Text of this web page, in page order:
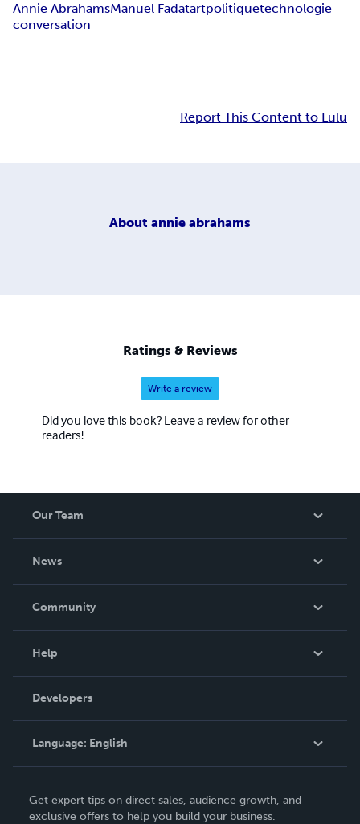
Annie AbrahamsManuel Fadatartpolitiquetechnologie
conversation
Report This Content to Lulu
About annie abrahams
Ratings & Reviews
Write a review
Did you love this book? Leave a review for other
readers!
Our Team
News
In The News
Community
Podcast
Help
Order Lookup
Knowledge Base
Contact Support
Developers
Language: English
Deutsch
Get expert tips on direct sales, audience growth, and
exclusive offers to help you build your business.